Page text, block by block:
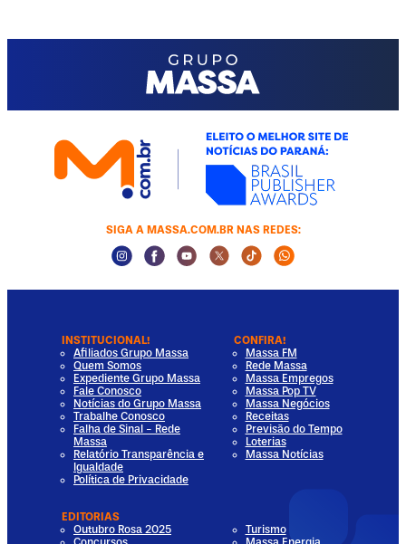
SIGA A MASSA.COM.BR NAS REDES:
Instagram Social Media
Facebook Social Media
Youtube Social Media
Twitter Social Media
Tiktok Social Media
Whatsapp
INSTITUCIONAL!
Afiliados Grupo Massa
Quem Somos
Expediente Grupo Massa
Fale Conosco
Notícias do Grupo Massa
Trabalhe Conosco
Falha de Sinal - Rede
Massa
Relatório Transparência e
Igualdade
Política de Privacidade
CONFIRA!
Massa FM
Rede Massa
Massa Empregos
Massa Pop TV
Massa Negócios
Receitas
Previsão do Tempo
Loterias
Massa Notícias
EDITORIAS
Outubro Rosa 2025
Turismo